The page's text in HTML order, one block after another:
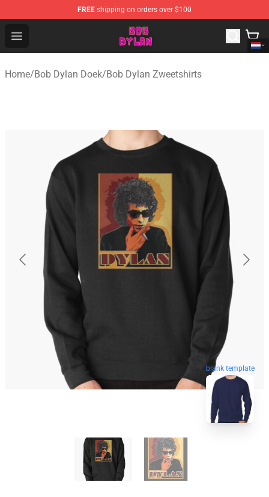
FREE shipping on orders over $100
Open menu
Bob Dylan Store - Official Bob Dylan Merchandise Shop
Home/Bob Dylan Doek/Bob Dylan Zweetshirts
blank template